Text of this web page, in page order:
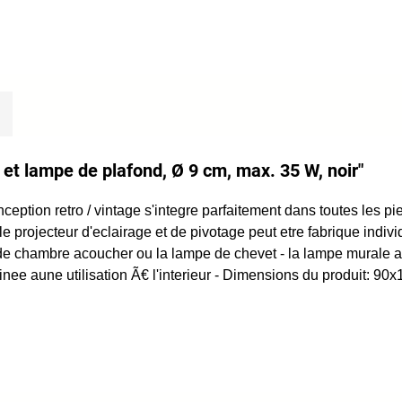
lampe de plafond, Ø 9 cm, max. 35 W, noir"
retro / vintage s'integre parfaitement dans toutes les
projecteur d'eclairage et de pivotage peut etre fabrique
chambre acoucher ou la lampe de chevet - la lampe
aune utilisation Ã€ l'interieur - Dimensions du produit: